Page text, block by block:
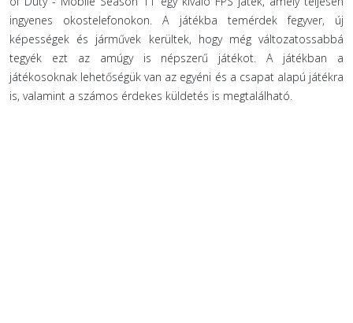
ingyenes okostelefonokon. A játékba temérdek fegyver, új
képességek és járművek kerültek, hogy még változatossabbá
tegyék ezt az amúgy is népszerű játékot. A játékban a
játékosoknak lehetőségük van az egyéni és a csapat alapú játékra
is, valamint a számos érdekes küldetés is megtalálható.